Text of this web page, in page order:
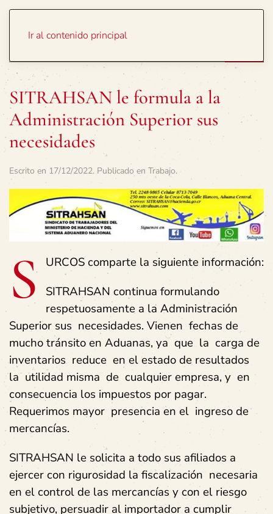
Ir al contenido principal
SITRAHSAN le formula a la
Administración Superior sus
necesidades
Escrito en 17/12/2022. Publicado en Trabajo.
S URCOS comparte la siguiente información:
SITRAHSAN continua formulando
respetuosamente a la Administración
Superior sus necesidades. Vienen fechas de
mucho tránsito en Aduanas, ya que la carga de
inventarios reduce en el estado de resultados
la utilidad misma de cualquier empresa, y en
consecuencia los impuestos por pagar.
Requerimos mayor presencia en el ingreso de
mercancías.
SITRAHSAN le solicita a todo sus afiliados a
ejercer con rigurosidad la fiscalización necesaria
en el control de las mercancías y con el riesgo
subjetivo, persuadir al importador a cumplir